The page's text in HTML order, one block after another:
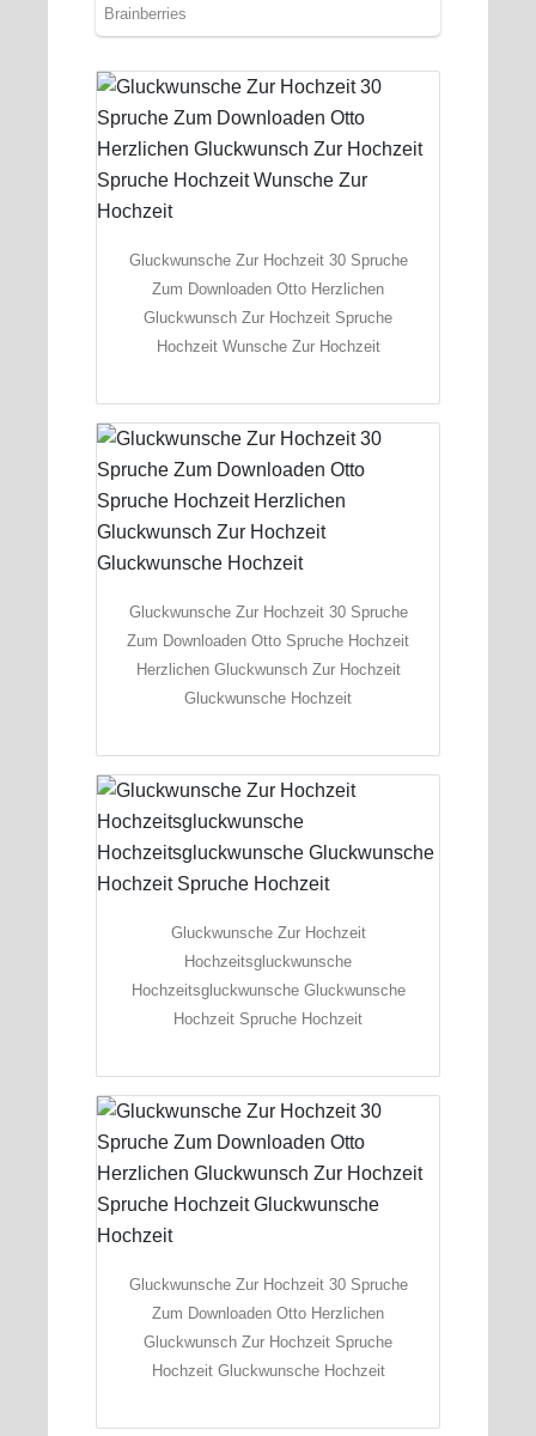
Gluckwunsche Zur Hochzeit 30 Spruche
Zum Downloaden Otto Herzlichen
Gluckwunsch Zur Hochzeit Spruche
Hochzeit Wunsche Zur Hochzeit
Gluckwunsche Zur Hochzeit 30 Spruche
Zum Downloaden Otto Spruche Hochzeit
Herzlichen Gluckwunsch Zur Hochzeit
Gluckwunsche Hochzeit
Gluckwunsche Zur Hochzeit
Hochzeitsgluckwunsche
Hochzeitsgluckwunsche Gluckwunsche
Hochzeit Spruche Hochzeit
Gluckwunsche Zur Hochzeit 30 Spruche
Zum Downloaden Otto Herzlichen
Gluckwunsch Zur Hochzeit Spruche
Hochzeit Gluckwunsche Hochzeit